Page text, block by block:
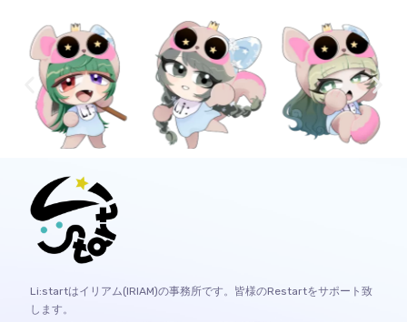
Li:startはイリアム(IRIAM)の事務所です。皆様のRestartをサポート致
します。